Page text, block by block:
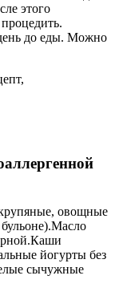
этого
до еды. Можно
овощные
йогурты без
сычужные